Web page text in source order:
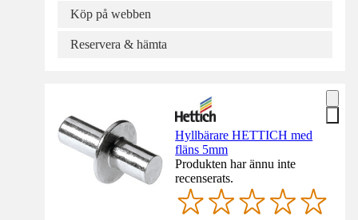
Köp på webben
Reservera & hämta
Hyllbärare HETTICH med
fläns 5mm
Produkten har ännu inte
recenserats.